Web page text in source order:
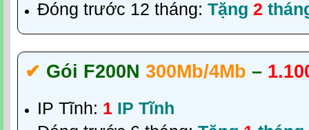
Đóng trước 12 tháng: Tặng 2
✔‎ Gói F200N 300Mb/4Mb –
IP Tĩnh: 1 IP Tĩnh